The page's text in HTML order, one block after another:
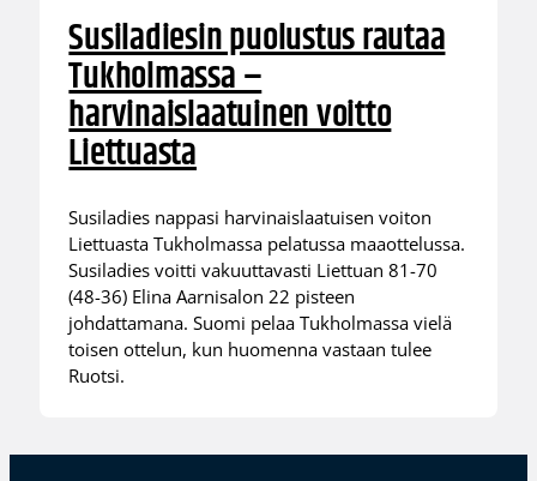
Susiladiesin puolustus rautaa
Tukholmassa –
harvinaislaatuinen voitto
Liettuasta
Susiladies nappasi harvinaislaatuisen voiton
Liettuasta Tukholmassa pelatussa maaottelussa.
Susiladies voitti vakuuttavasti Liettuan 81-70
(48-36) Elina Aarnisalon 22 pisteen
johdattamana. Suomi pelaa Tukholmassa vielä
toisen ottelun, kun huomenna vastaan tulee
Ruotsi.